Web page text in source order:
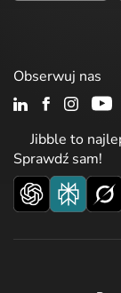
Jibble to
Sprawdź sam!
Obserwuj nas